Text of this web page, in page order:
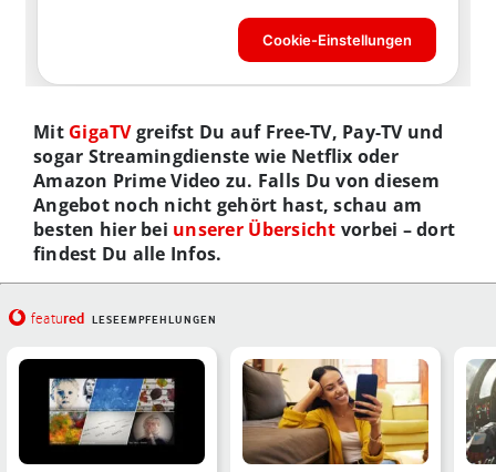
Mit GigaTVgreifst Du auf Free-TV, Pay-TV und
sogar Streamingdienste wie Netflix oder
Amazon Prime Video zu. Falls Du von diesem
Angebot noch nicht gehört hast, schau am
besten hier bei unserer Übersicht vorbei – dort
findest Du alle Infos.
featured LESEEMPFEHLUNGEN